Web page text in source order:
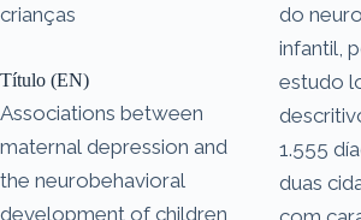
crianças
Título (EN)
Associations between
maternal depression and
the neurobehavioral
development of children
do
infantil,
estudo
1.555
duas